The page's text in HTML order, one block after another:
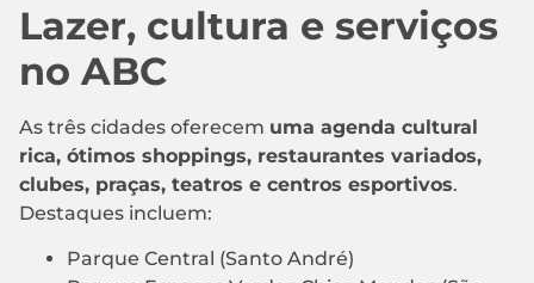
Lazer, cultura e serviços
no ABC
As três cidades oferecem uma agenda cultural
rica, ótimos shoppings, restaurantes variados,
clubes, praças, teatros e centros esportivos.
Destaques incluem:
Parque Central (Santo André)